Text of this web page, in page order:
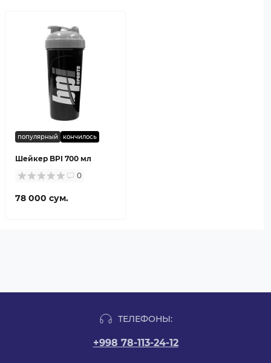
популярный кончилось
Шейкер BPI 700 мл
0
78 000 сум.
ТЕЛЕФОНЫ:
+998 78-113-24-12